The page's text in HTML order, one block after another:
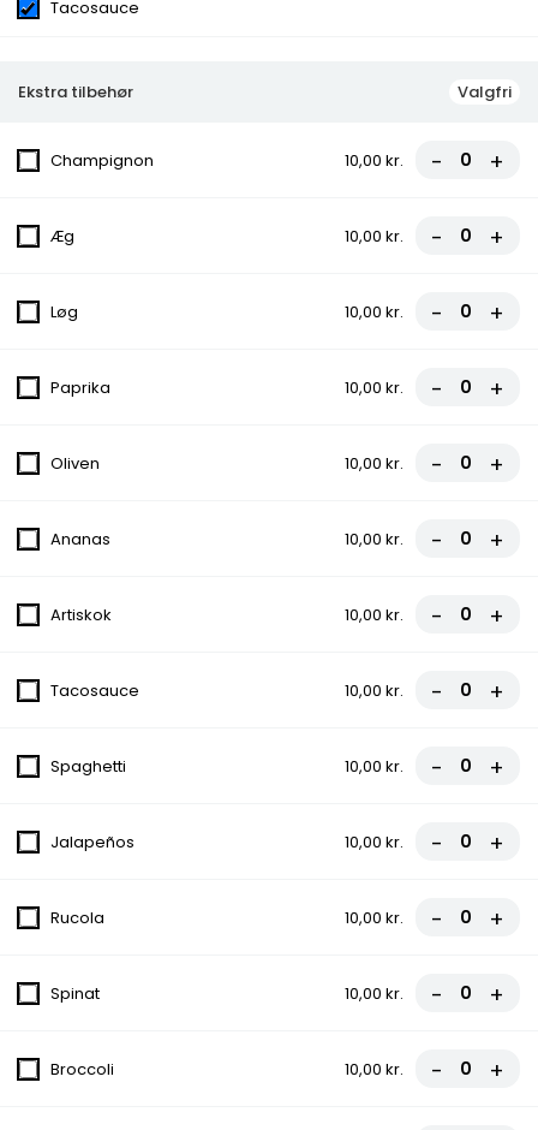
125,00 kr.
100,00 kr.
Pizza
Tomatsauce, Ost
Tomatsauce, Ost, Pepperoni
Tomatsauce, Ost, Skinke
4. Havaii Pizza
fra 80,00 kr.
5. Capricciosa Pizza
Tacosauce
Ekstra tilbehør Valgfri
Champignon 10,00 kr. - +
Æg 10,00 kr. - +
Løg 10,00 kr. - +
Paprika 10,00 kr. - +
Oliven 10,00 kr. - +
Ananas 10,00 kr. - +
Artiskok 10,00 kr. - +
Tacosauce 10,00 kr. - +
Spaghetti 10,00 kr. - +
Jalapeños 10,00 kr. - +
Rucola 10,00 kr. - +
Spinat 10,00 kr. - +
Broccoli 10,00 kr. - +